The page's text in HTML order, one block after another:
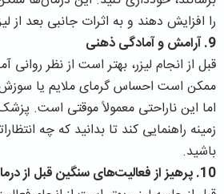
را افزایش دهند و به اثرات جانبی بعد از
9. آرامش و آمادگی ذهنی
قبل از انجام لیزر، بهتر است از نظر روانی
ممکن است احساس گرمای ملایم یا سوزش
اما این ناراحتی معمولاً موقتی است.
زمینه راهنمایی کند تا بدانید که چه
باشید.
10. پرهیز از فعالیت‌های سنگین قبل از